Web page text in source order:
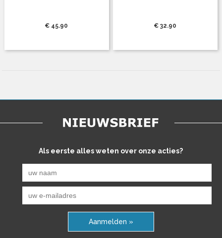
€ 45.90 € 32.90
Als eerste alles weten over onze acties?
Aanmelden »